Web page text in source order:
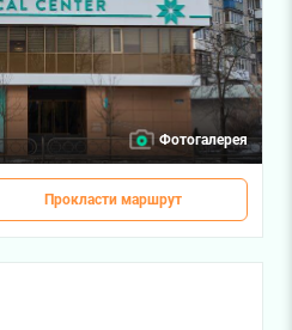
Фотогалерея
Прокласти маршрут